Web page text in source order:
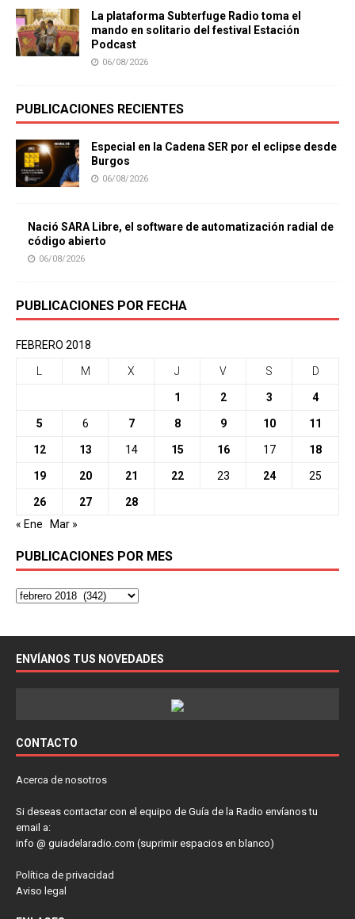
La plataforma Subterfuge Radio toma el
mando en solitario del festival Estación
Podcast
06/08/2026
PUBLICACIONES RECIENTES
Especial en la Cadena SER por el eclipse desde
Burgos
06/08/2026
Nació SARA Libre, el software de automatización radial de
código abierto
06/08/2026
PUBLICACIONES POR FECHA
FEBRERO 2018
M X J V S D
1 2 3 4
5 6 7 8 9 10 11
12 13 14 15 16 17 18
19 20 21 22 23 24 25
26 27
28
« Ene
Mar »
PUBLICACIONES POR MES
ENVÍANOS TUS NOVEDADES
CONTACTO
Acerca de nosotros
Si deseas contactar con el equipo de Guía de la Radio envíanos tu
email a:
info @ guiadelaradio.com (suprimir espacios en blanco)
Política de privacidad
Aviso legal